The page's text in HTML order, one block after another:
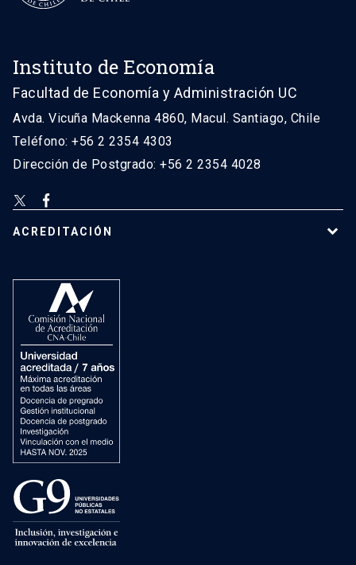
Instituto de Economía
Facultad de Economía y Administración UC
Avda. Vicuña Mackenna 4860, Macul. Santiago, Chile
Teléfono: +56 2 2354 4303
Dirección de Postgrado: +56 2 2354 4028
ACREDITACIÓN